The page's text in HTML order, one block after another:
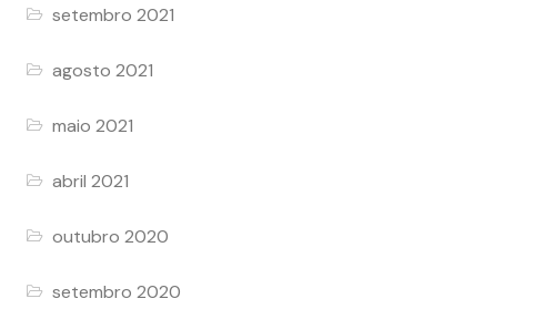
setembro 2021
agosto 2021
maio 2021
abril 2021
outubro 2020
setembro 2020